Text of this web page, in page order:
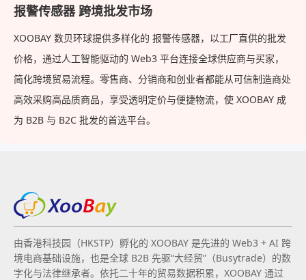
报警传感器 跨境批发市场
XOOBAY 数贝环球提供多样化的 报警传感器，以工厂直供的批发
价格，通过人工智能驱动的 Web3 平台连接全球供应商与买家，
简化跨境贸易流程。零售商、分销商和创业者都能从可信制造商处
高效采购高品质商品，享受透明定价与便捷物流，使 XOOBAY 成
为 B2B 与 B2C 批发的首选平台。
由香港科技园（HKSTP）孵化的 XOOBAY 是先进的 Web3 + AI 跨
境电商基础设施，也是全球 B2B 先驱“大经贸”（Busytrade）的数
字化与法律继承者。依托二十年的贸易数据积累，XOOBAY 通过